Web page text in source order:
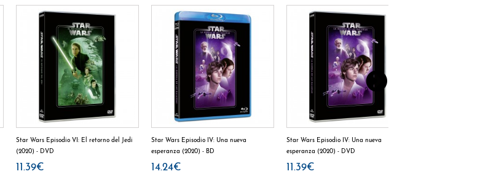
Star Wars Episodio VI: El retorno del Jedi
(2020) - DVD
11.39€
Star Wars Episodio IV: Una nueva
esperanza (2020) - BD
14.24€
Star Wars Episodio IV: Una nueva
esperanza (2020) - DVD
11.39€